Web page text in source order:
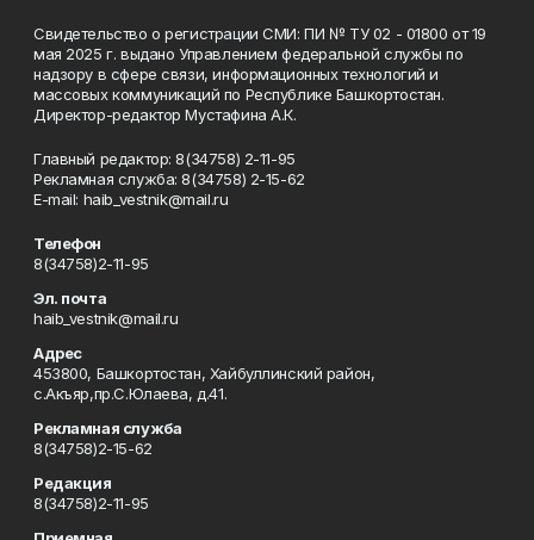
Свидетельство о регистрации СМИ: ПИ № ТУ 02 - 01800 от 19
мая 2025 г. выдано Управлением федеральной службы по
надзору в сфере связи, информационных технологий и
массовых коммуникаций по Республике Башкортостан.
Директор-редактор Мустафина А.К.
Главный редактор: 8(34758) 2-11-95
Рекламная служба: 8(34758) 2-15-62
Е-mаil: haib_vestnik@mail.ru
Телефон
8(34758)2-11-95
Эл. почта
haib_vestnik@mail.ru
Адрес
453800, Башкортостан, Хайбуллинский район,
с.Акъяр,пр.С.Юлаева, д.41.
Рекламная служба
8(34758)2-15-62
Редакция
8(34758)2-11-95